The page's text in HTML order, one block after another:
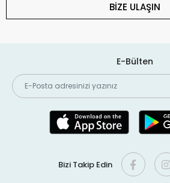
BİZE ULAŞIN
E-Bülten
Bizi Takip Edin